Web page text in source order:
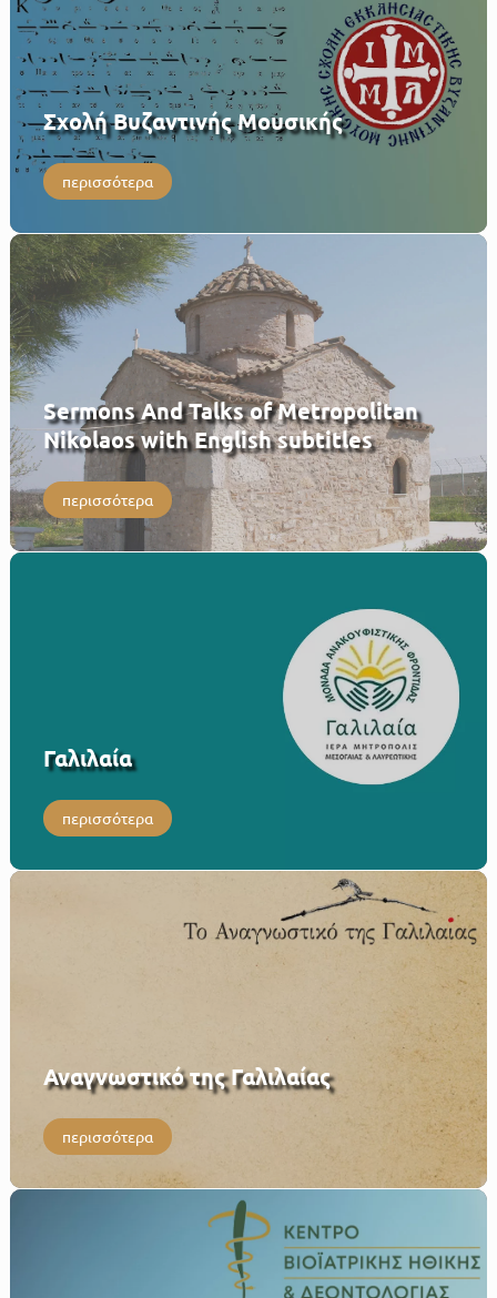
Σχολή Βυζαντινής Μουσικής
περισσότερα
Sermons And Talks of Metropolitan
Nikolaos with English subtitles
περισσότερα
Γαλιλαία
περισσότερα
Αναγνωστικό της Γαλιλαίας
περισσότερα